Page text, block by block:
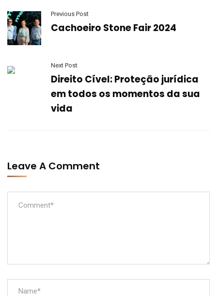
Previous Post
Cachoeiro Stone Fair 2024
Next Post
Direito Cível: Proteção jurídica
em todos os momentos da sua
vida
Leave A Comment